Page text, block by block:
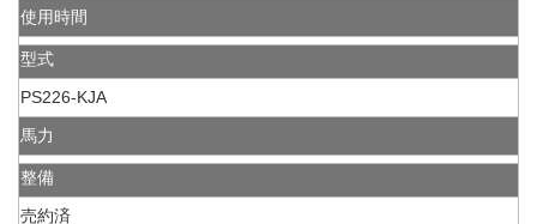
使用時間
型式
PS226-KJA
馬力
整備
売約済